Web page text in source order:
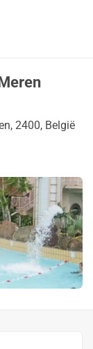
2400, België